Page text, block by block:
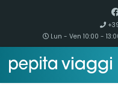
Lun - Ven 10:00 -